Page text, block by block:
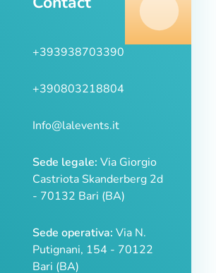
+393938703390
+390803218804
Info@lalevents.it
Sede legale: Via Giorgio
Castriota Skanderberg 2d
- 70132 Bari (BA)
Sede operativa: Via N.
Putignani, 154 - 70122
Bari (BA)